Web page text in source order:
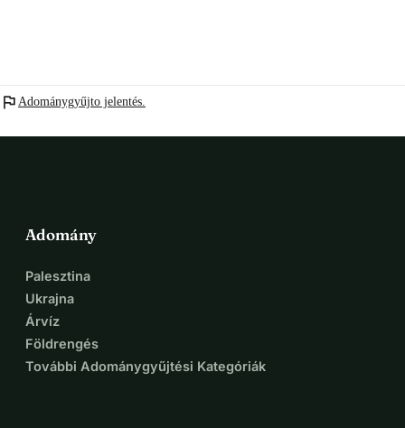
flag Adománygyűjto jelentés.
Adomány
Palesztina
Ukrajna
Árvíz
Földrengés
További Adománygyűjtési Kategóriák